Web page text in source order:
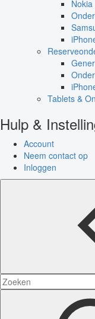
Tablets &
Hulp &
Account
Neem contact op
Inloggen